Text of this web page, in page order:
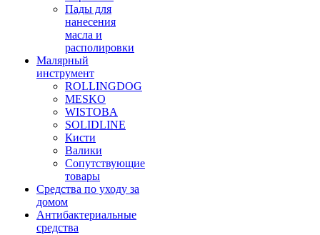
Пады для
нанесения
масла и
располировки
Малярный
инструмент
ROLLINGDOG
MESKO
WISTOBA
SOLIDLINE
Кисти
Валики
Сопутствующие
товары
Средства по уходу за
домом
Антибактериальные
средства